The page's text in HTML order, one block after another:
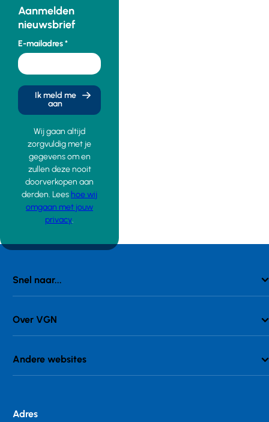
Aanmelden
nieuwsbrief
E-mailadres
Ik meld me
aan
Wij gaan altijd
zorgvuldig met je
gegevens om en
zullen deze nooit
doorverkopen aan
derden. Lees hoe wij
omgaan met jouw
privacy.
Snel naar...
Over VGN
Andere websites
Adres